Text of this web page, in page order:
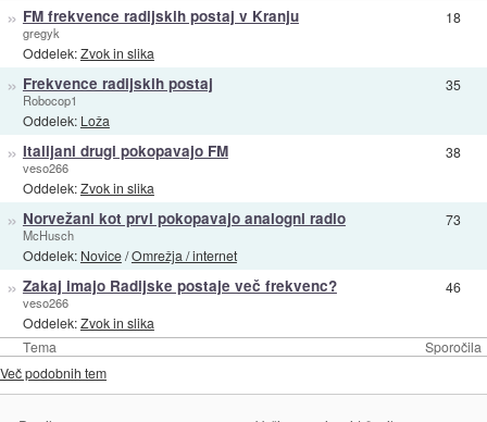
Tema Sporočila
» FM frekvence radijskih postaj v Kranju
gregyk
Oddelek:Zvok in slika
18
» Frekvence radijskih postaj
Robocop1
Oddelek: Loža
35
» Italijani drugi pokopavajo FM
veso266
Oddelek:Zvok in slika
38
» Norvežani kot prvi pokopavajo analogni radio
McHusch
Oddelek: Novice/Omrežja / internet
73
» Zakaj imajo Radijske postaje več frekvenc?
veso266
Oddelek:Zvok in slika
46
Več podobnih tem